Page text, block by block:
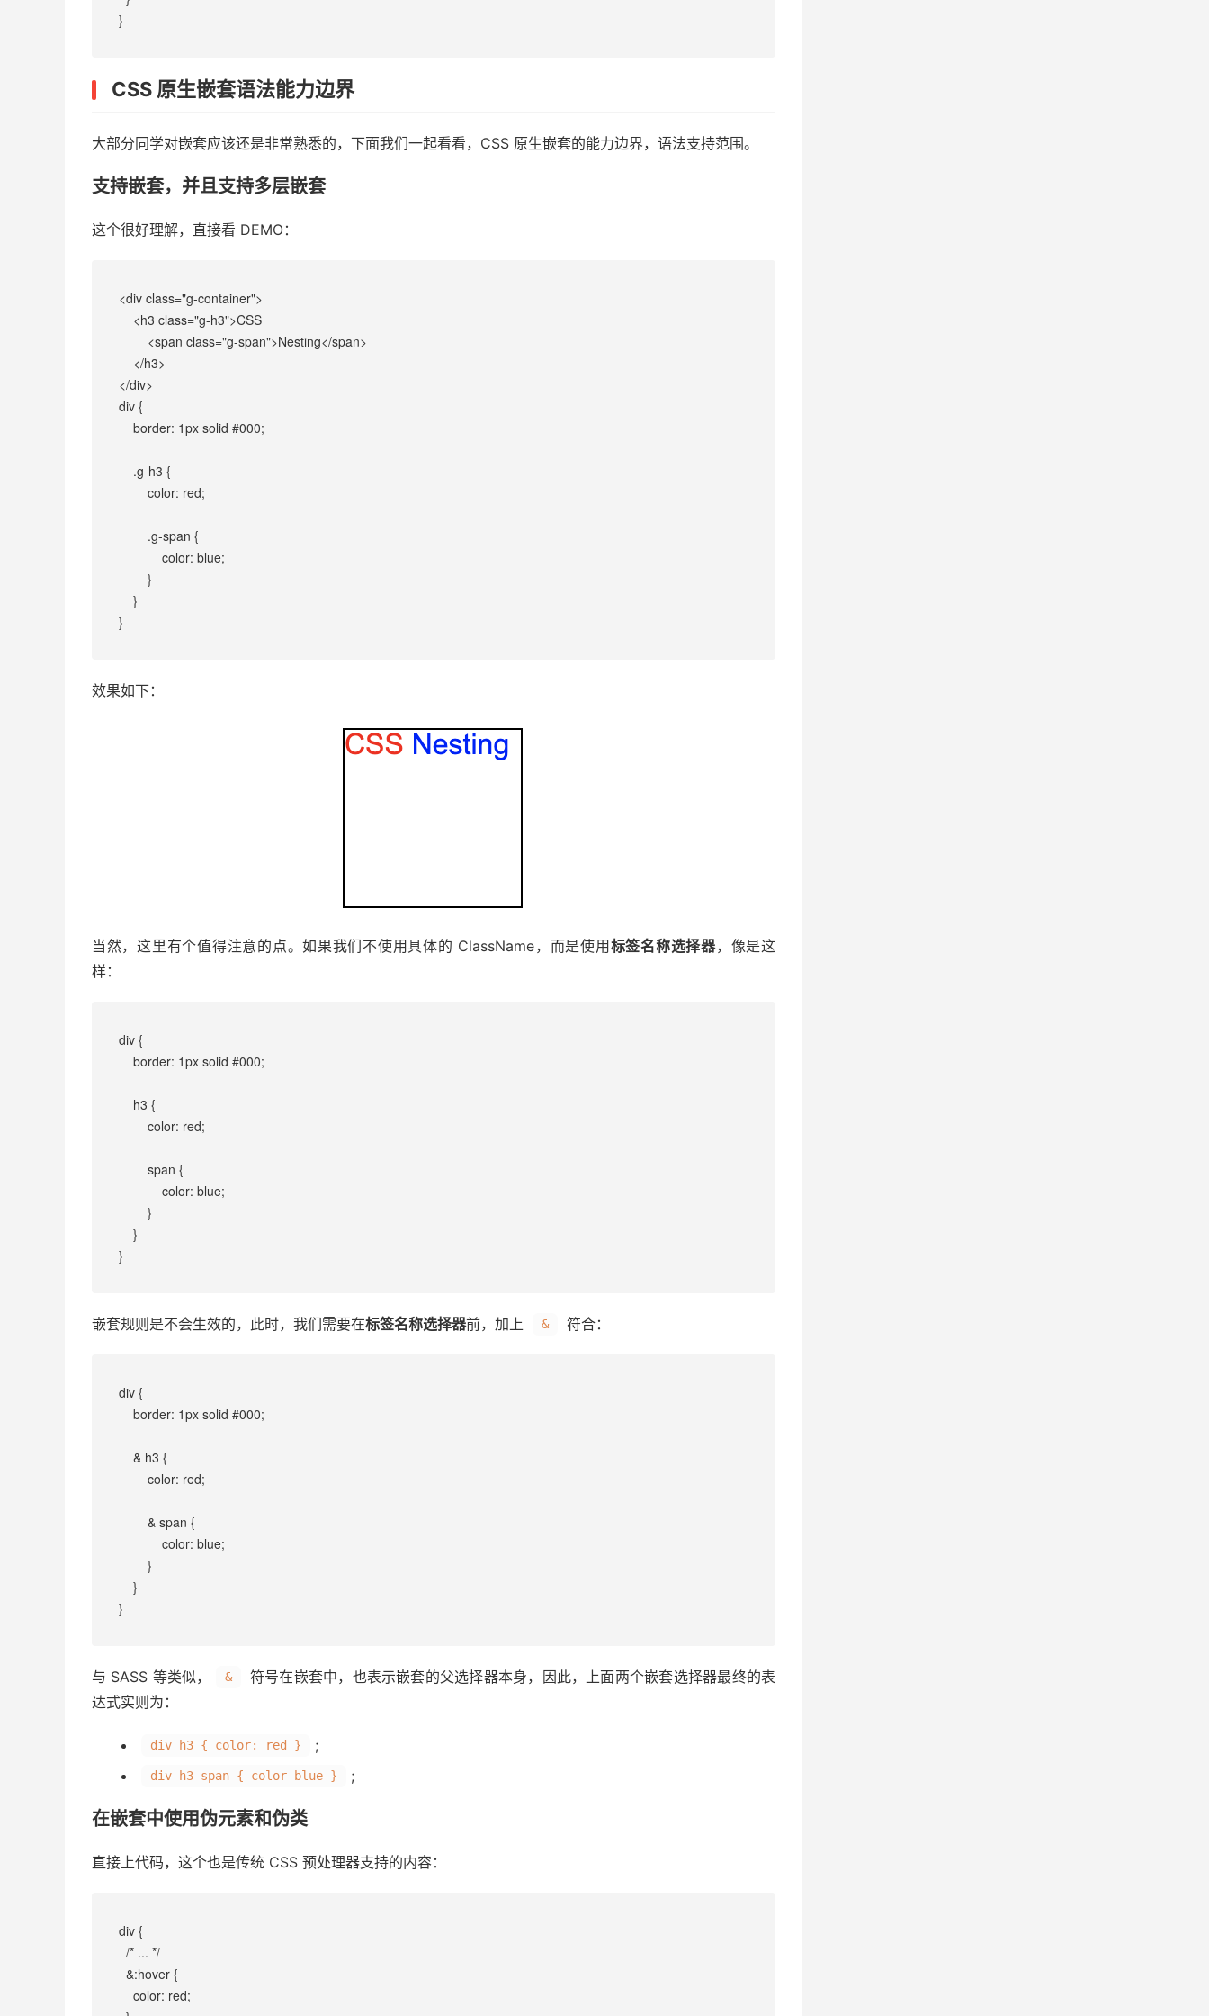
}
CSS 原生嵌套语法能力边界
大部分同学对嵌套应该还是非常熟悉的，下面我们一起看看，CSS 原生嵌套的能力边界，语法支持范围。
支持嵌套，并且支持多层嵌套
这个很好理解，直接看 DEMO：
<div class="g-container">
<h3 class="g-h3">CSS
<span class="g-span">Nesting</span>
</h3>
</div>
div {
border: 1px solid #000;
.g-h3 {
color: red;
.g-span {
color: blue;
}
}
}
效果如下：
当然，这里有个值得注意的点。如果我们不使用具体的 ClassName，而是使用 标签名称选择器，像是这
样：
div {
border: 1px solid #000;
h3 {
color: red;
span {
color: blue;
}
}
}
嵌套规则是不会生效的，此时，我们需要在标签名称选择器前，加上 & 符合：
div {
border: 1px solid #000;
& h3 {
color: red;
& span {
color: blue;
}
}
}
与 SASS 等类似， &
符号在嵌套中，也表示嵌套的父选择器本身，因此，上面两个嵌套选择器最终的表
达式实则为：
div h3 { color: red } ;
div h3 span { color blue } ;
在嵌套中使用伪元素和伪类
直接上代码，这个也是传统 CSS 预处理器支持的内容：
div {
/* ... */
  &:hover {
color: red;